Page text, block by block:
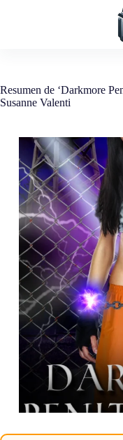
Resumen de ‘Darkmore
Susanne Valenti